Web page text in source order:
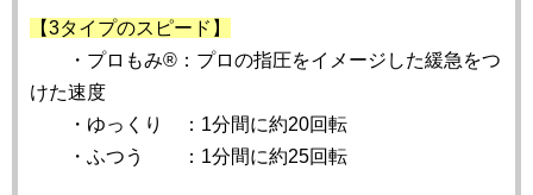
【3タイプのスピード】
・プロもみ®：プロの指圧をイメージした緩急をつ
けた速度
・ゆっくり ：1分間に約20回転
・ふつう ：1分間に約25回転